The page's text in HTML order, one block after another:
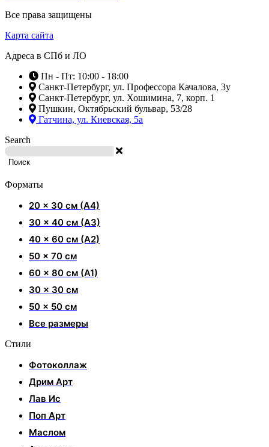
Все права защищены
Карта сайта
Адреса в СПб и ЛО
Пн - Пт: 10:00 - 18:00
Санкт-Петербург, ул. Профессора Качалова, 3у
Санкт-Петербург, ул. Хошимина, 7, корп. 1
Пушкин, Октябрьский бульвар, 53/28
Гатчина, ул. Киевская, 5а
Search
Поиск
Форматы
20 x 30 см (А4)
30 x 40 см (А3)
40 x 60 см (А2)
50 x 70 см
60 x 80 см (А1)
30 x 30 см
50 x 50 см
Все размеры
Стили
Фотоколлаж
Дрим Арт
Лав Ис
Поп Арт
Маслом